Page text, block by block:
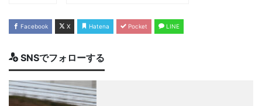
Facebook X Hatena Pocket LINE
SNSでフォローする